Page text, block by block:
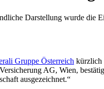
Darstellung wurde die
Gruppe Österreich kürzlich
AG, Wien,
ausgezeichnet.“